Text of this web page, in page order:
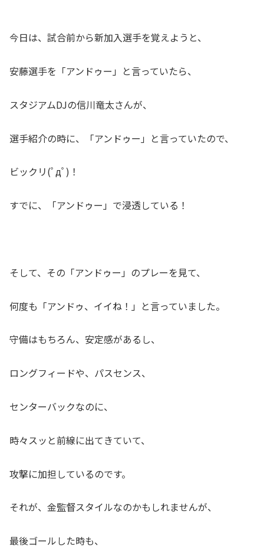
今日は、試合前から新加入選手を覚えようと、
安藤選手を「アンドゥー」と言っていたら、
スタジアムDJの信川竜太さんが、
選手紹介の時に、「アンドゥー」と言っていたので、
ビックリ(ﾟдﾟ)！
すでに、「アンドゥー」で浸透している！
そして、その「アンドゥー」のプレーを見て、
何度も「アンドゥ、イイね！」と言っていました。
守備はもちろん、安定感があるし、
ロングフィードや、パスセンス、
センターバックなのに、
時々スッと前線に出てきていて、
攻撃に加担しているのです。
それが、金監督スタイルなのかもしれませんが、
最後ゴールした時も、